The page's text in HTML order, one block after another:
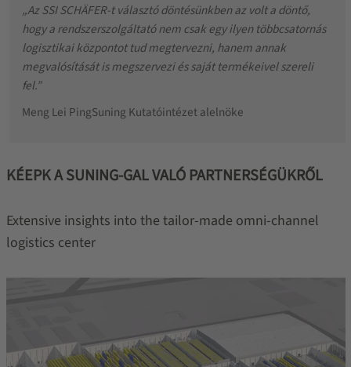
„Az SSI SCHÄFER-t választó döntésünkben az volt a döntő,
hogy a rendszerszolgáltató nem csak egy ilyen többcsatornás
logisztikai központot tud megtervezni, hanem annak
megvalósítását is megszervezi és saját termékeivel szereli
fel.”
Meng Lei PingSuning Kutatóintézet alelnöke
KÉEPK A SUNING-GAL VALÓ PARTNERSÉGÜKRŐL
Extensive insights into the tailor-made omni-channel
logistics center